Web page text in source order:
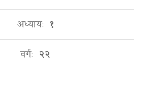
अध्यायः १
वर्गः २२